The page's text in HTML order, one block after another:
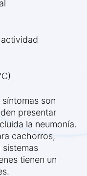
son
presentar
la neumonía.
cachorros,
sistemas
tienen un